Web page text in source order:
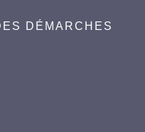
DÉMARCHES